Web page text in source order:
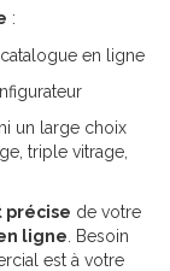
:
en ligne
un large choix
triple vitrage,
précise de votre
ligne . Besoin
est à votre